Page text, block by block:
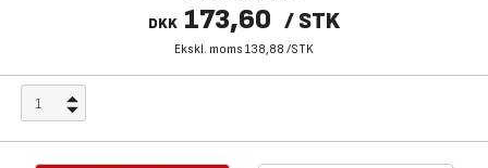
DKK 173,60 /STK
Ekskl. moms 138,88 /STK